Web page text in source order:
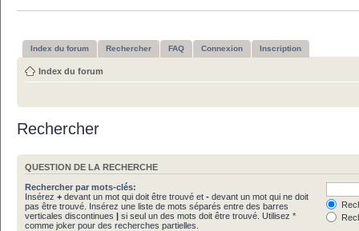
Index du forum Rechercher FAQ Connexion Inscription
Index du forum
Rechercher
QUESTION DE LA RECHERCHE
Rechercher par mots-clés:
Insérez + devant un mot qui doit être trouvé et - devant un mot qui ne doit
pas être trouvé. Insérez une liste de mots séparés entre des barres
verticales discontinues | si seul un des mots doit être trouvé. Utilisez *
comme joker pour des recherches partielles.